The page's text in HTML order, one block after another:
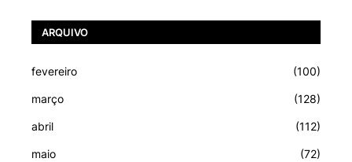
ARQUIVO
fevereiro (100)
março (128)
abril (112)
maio (72)